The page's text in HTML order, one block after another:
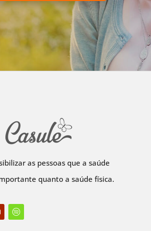
as pessoas que a saúde
quanto a saúde física.